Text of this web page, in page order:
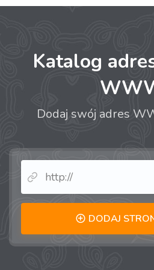
Katalog
Dodaj swój adres
DODAJ